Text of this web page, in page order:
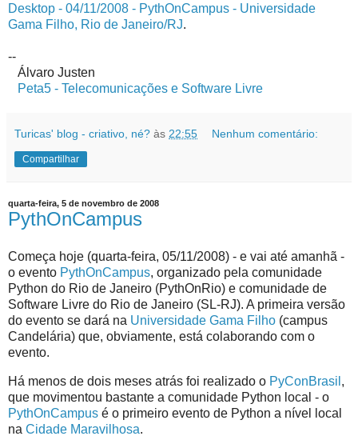
Desktop - 04/11/2008 - PythOnCampus - Universidade
Gama Filho, Rio de Janeiro/RJ.
--
Álvaro Justen
Peta5 - Telecomunicações e Software Livre
Turicas' blog - criativo, né? às 22:55 Nenhum comentário:
Compartilhar
quarta-feira, 5 de novembro de 2008
PythOnCampus
Começa hoje (quarta-feira, 05/11/2008) - e vai até amanhã -
o evento PythOnCampus, organizado pela comunidade
Python do Rio de Janeiro (PythOnRio) e comunidade de
Software Livre do Rio de Janeiro (SL-RJ). A primeira versão
do evento se dará na Universidade Gama Filho (campus
Candelária) que, obviamente, está colaborando com o
evento.
Há menos de dois meses atrás foi realizado o PyConBrasil ,
que movimentou bastante a comunidade Python local - o
PythOnCampus é o primeiro evento de Python a nível local
na Cidade Maravilhosa.